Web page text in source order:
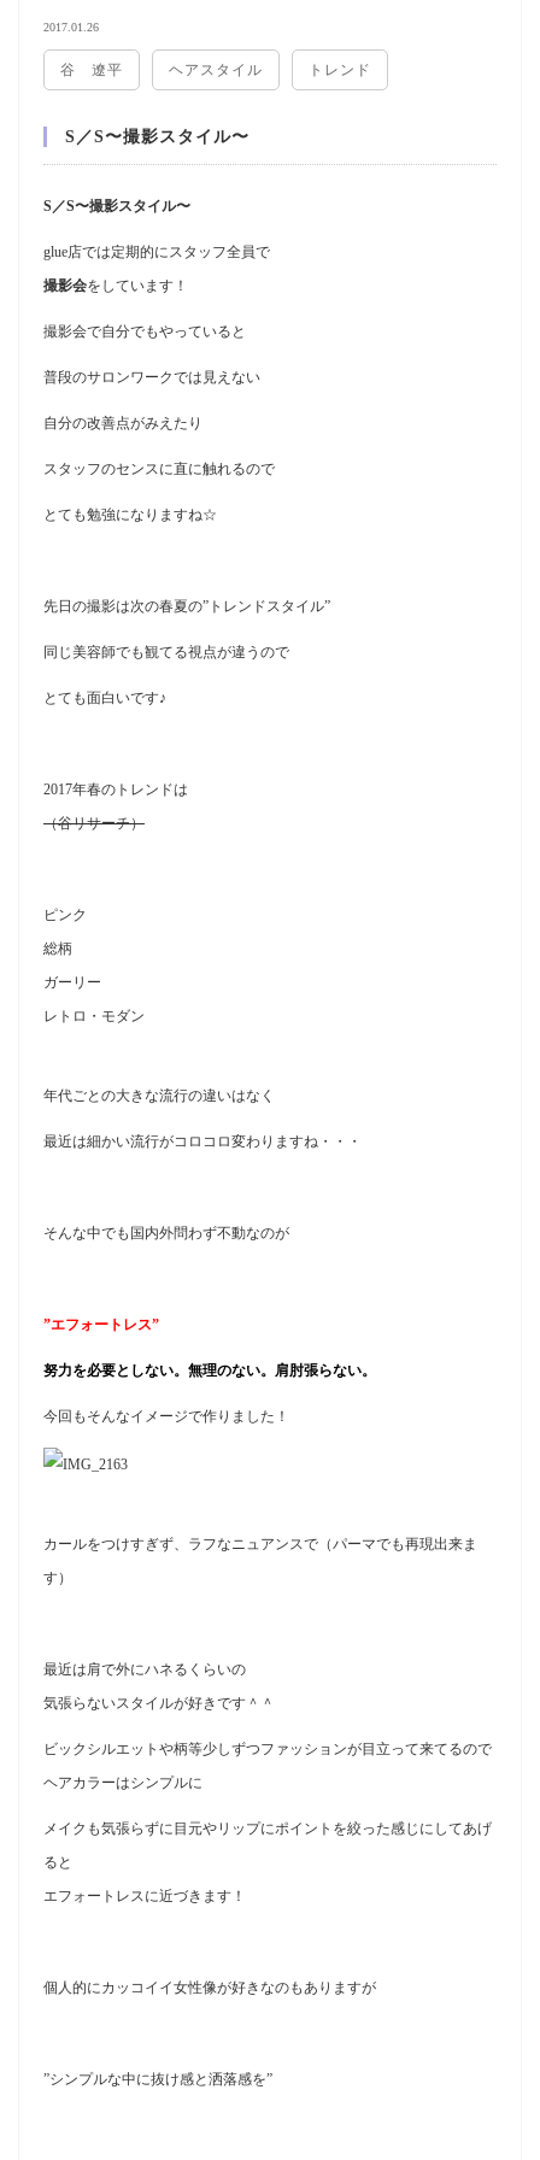
2017.01.26
谷 遼平 ヘアスタイル トレンド
S／S〜撮影スタイル〜
S／S〜撮影スタイル〜
glue店では定期的にスタッフ全員で
撮影会をしています！
撮影会で自分でもやっていると
普段のサロンワークでは見えない
自分の改善点がみえたり
スタッフのセンスに直に触れるので
とても勉強になりますね☆
先日の撮影は次の春夏の”トレンドスタイル”
同じ美容師でも観てる視点が違うので
とても面白いです♪
2017年春のトレンドは
（谷リサーチ）
ピンク
総柄
ガーリー
レトロ・モダン
年代ごとの大きな流行の違いはなく
最近は細かい流行がコロコロ変わりますね・・・
そんな中でも国内外問わず不動なのが
”エフォートレス”
努力を必要としない。無理のない。肩肘張らない。
今回もそんなイメージで作りました！
カールをつけすぎず、ラフなニュアンスで（パーマでも再現出来ま
す）
最近は肩で外にハネるくらいの
気張らないスタイルが好きです＾＾
ビックシルエットや柄等少しずつファッションが目立って来てるので
ヘアカラーはシンプルに
メイクも気張らずに目元やリップにポイントを絞った感じにしてあげ
ると
エフォートレスに近づきます！
個人的にカッコイイ女性像が好きなのもありますが
”シンプルな中に抜け感と洒落感を”